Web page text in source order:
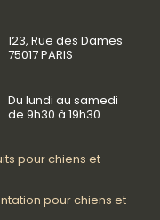
123, Rue des Dames
75017 PARIS
Du lundi au samedi
de 9h30 à 19h30
pour chiens et
pour chiens et